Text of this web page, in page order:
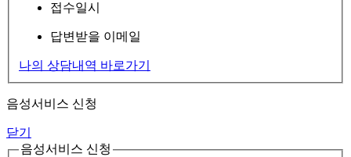
접수일시
답변받을 이메일
나의 상담내역 바로가기
음성서비스 신청
닫기
음성서비스 신청